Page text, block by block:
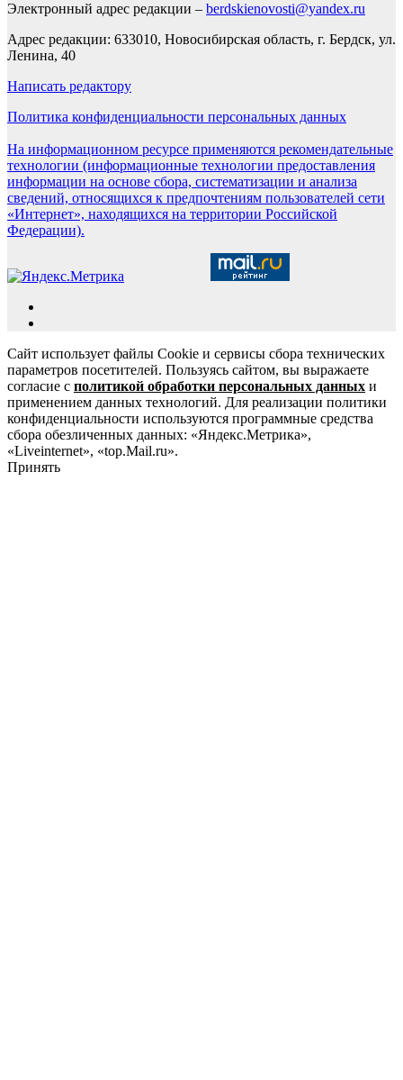
Электронный адрес редакции – berdskienovosti@yandex.ru
Адрес редакции: 633010, Новосибирская область, г. Бердск, ул.
Ленина, 40
Написать редактору
Политика конфиденциальности персональных данных
На информационном ресурсе применяются рекомендательные
технологии (информационные технологии предоставления
информации на основе сбора, систематизации и анализа
сведений, относящихся к предпочтениям пользователей сети
«Интернет», находящихся на территории Российской
Федерации).
Сайт использует файлы Cookie и сервисы сбора технических
параметров посетителей. Пользуясь сайтом, вы выражаете
согласие с политикой обработки персональных данных и
применением данных технологий. Для реализации политики
конфиденциальности используются программные средства
сбора обезличенных данных: «Яндекс.Метрика»,
«Liveinternet», «top.Mail.ru».
Принять